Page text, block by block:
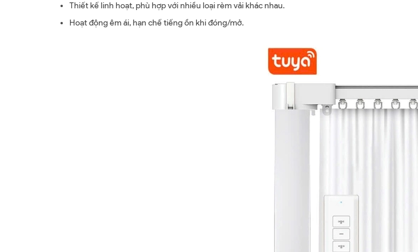
Thiết kế linh hoạt, phù hợp với nhiều loại rèm vải khác nhau.
Hoạt động êm ái, hạn chế tiếng ồn khi đóng/mở.